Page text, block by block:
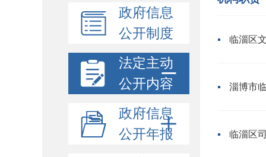
政府信息
公开制度
法定主动
公开内容
政府信息
公开年报
临淄区
淄博市
临淄区